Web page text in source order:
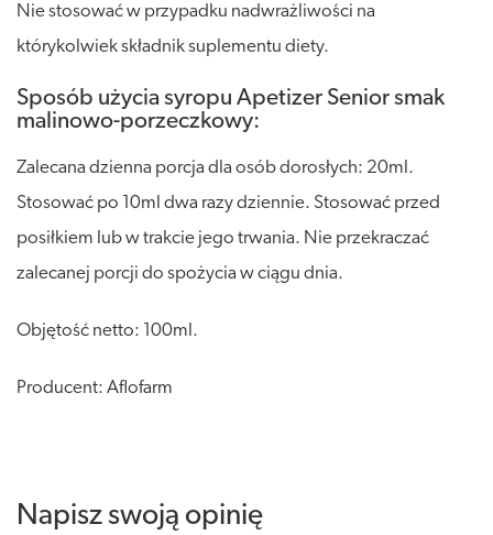
Nie stosować w przypadku nadwrażliwości na
którykolwiek składnik suplementu diety.
Sposób użycia syropu Apetizer Senior smak
malinowo-porzeczkowy:
Zalecana dzienna porcja dla osób dorosłych: 20ml.
Stosować po 10ml dwa razy dziennie. Stosować przed
posiłkiem lub w trakcie jego trwania. Nie przekraczać
zalecanej porcji do spożycia w ciągu dnia.
Objętość netto: 100ml.
Producent: Aflofarm
Napisz swoją opinię